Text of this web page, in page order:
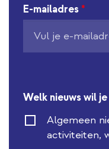
E-mailadres *
Welk nieuws wil
Algemeen
activiteiten,